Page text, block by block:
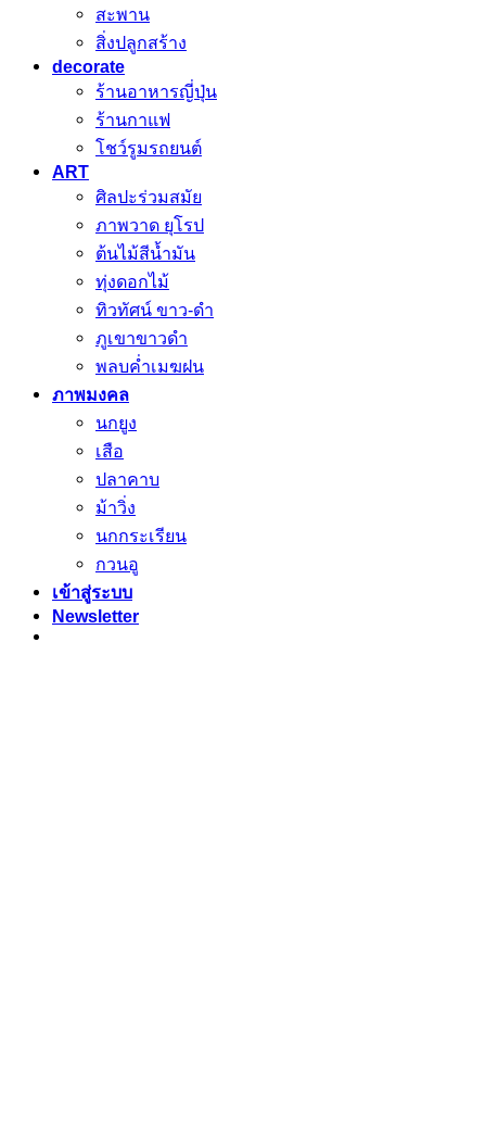
สะพาน
สิ่งปลูกสร้าง
decorate
ร้านอาหารญี่ปุ่น
ร้านกาแฟ
โชว์รูมรถยนต์
ART
ศิลปะร่วมสมัย
ภาพวาด ยุโรป
ต้นไม้สีน้ำมัน
ทุ่งดอกไม้
ทิวทัศน์ ขาว-ดำ
ภูเขาขาวดำ
พลบค่ำเมฆฝน
ภาพมงคล
นกยูง
เสือ
ปลาคาบ
ม้าวิ่ง
นกกระเรียน
กวนอู
เข้าสู่ระบบ
Newsletter